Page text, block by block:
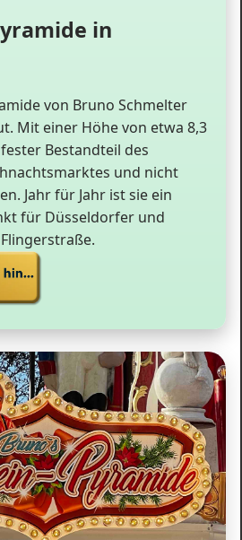
in
von Bruno Schmelter
Mit einer Höhe von etwa 8,3
Bestandteil des
und nicht
Jahr für Jahr ist sie ein
für Düsseldorfer und